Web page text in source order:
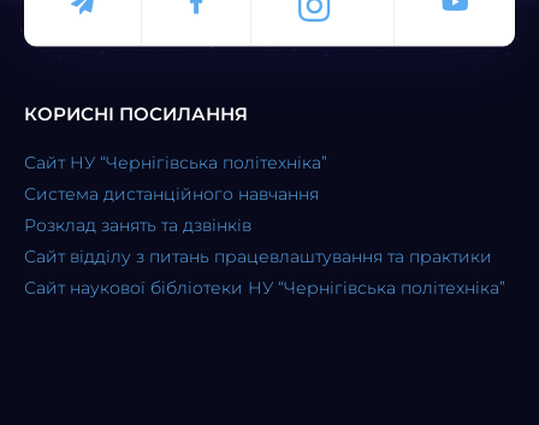
КОРИСНІ ПОСИЛАННЯ
Сайт НУ “Чернігівська політехніка”
Система дистанційного навчання
Розклад занять та дзвінків
Сайт відділу з питань працевлаштування та практики
Сайт наукової бібліотеки НУ “Чернігівська політехніка”